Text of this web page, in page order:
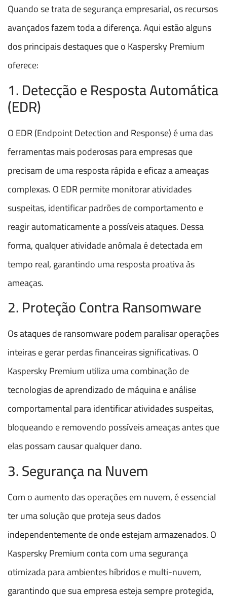
Quando se trata de segurança empresarial, os recursos
avançados fazem toda a diferença. Aqui estão alguns
dos principais destaques que o Kaspersky Premium
oferece:
1. Detecção e Resposta Automática
(EDR)
O EDR (Endpoint Detection and Response) é uma das
ferramentas mais poderosas para empresas que
precisam de uma resposta rápida e eficaz a ameaças
complexas. O EDR permite monitorar atividades
suspeitas, identificar padrões de comportamento e
reagir automaticamente a possíveis ataques. Dessa
forma, qualquer atividade anômala é detectada em
tempo real, garantindo uma resposta proativa às
ameaças.
2. Proteção Contra Ransomware
Os ataques de ransomware podem paralisar operações
inteiras e gerar perdas financeiras significativas. O
Kaspersky Premium utiliza uma combinação de
tecnologias de aprendizado de máquina e análise
comportamental para identificar atividades suspeitas,
bloqueando e removendo possíveis ameaças antes que
elas possam causar qualquer dano.
3. Segurança na Nuvem
Com o aumento das operações em nuvem, é essencial
ter uma solução que proteja seus dados
independentemente de onde estejam armazenados. O
Kaspersky Premium conta com uma segurança
otimizada para ambientes híbridos e multi-nuvem,
garantindo que sua empresa esteja sempre protegida,